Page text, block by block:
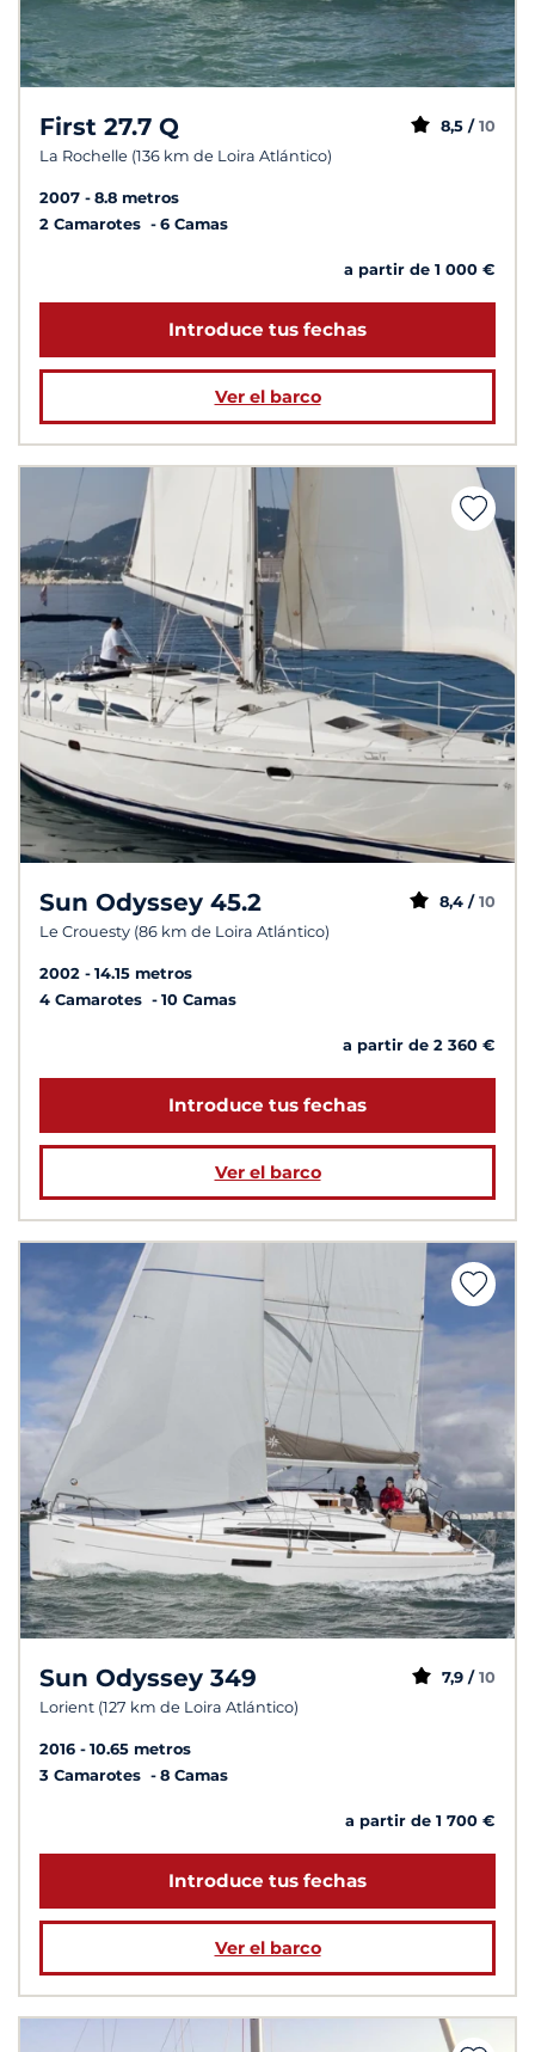
First 27.7 Q
La Rochelle (136 km de Loira Atlántico)
8,5 / 10
2007
8.8 metros
2 Camarotes
6 Camas
a partir de 1 000 €
Introduce tus fechas
Ver el barco
Sun Odyssey 45.2
Le Crouesty (86 km de Loira Atlántico)
8,4 / 10
2002
14.15 metros
4 Camarotes
10 Camas
a partir de 2 360 €
Introduce tus fechas
Ver el barco
Sun Odyssey 349
Lorient (127 km de Loira Atlántico)
7,9 / 10
2016
10.65 metros
3 Camarotes
8 Camas
a partir de 1 700 €
Introduce tus fechas
Ver el barco